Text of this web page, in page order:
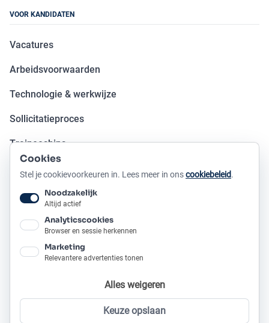
VOOR KANDIDATEN
Vacatures
Arbeidsvoorwaarden
Technologie & werkwijze
Sollicitatieproces
Traineeships
Open sollicitatie
OVER METAFOOR
Ons verhaal
Onze producten
Bereikbaarheid
Cookies
Stel je cookievoorkeuren in. Lees meer in onscookiebeleid.
Noodzakelijk
Altijd actief
Analyticscookies
Browser en sessie herkennen
Marketing
Relevantere advertenties tonen
Alles weigeren
Keuze opslaan